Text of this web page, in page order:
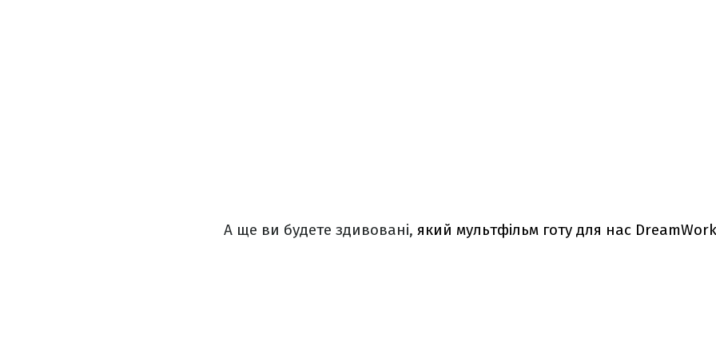
А ще ви будете здивовані, який мультфільм готу для нас